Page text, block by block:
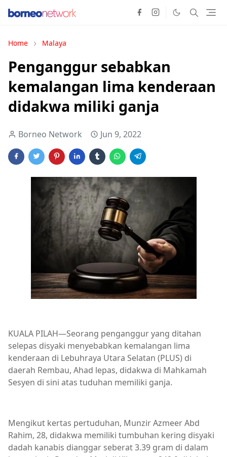
Home Malaya
Penganggur sebabkan
kemalangan lima kenderaan
didakwa miliki ganja
Borneo Network Jun 9, 2022
KUALA PILAH—Seorang penganggur yang ditahan
selepas disyaki menyebabkan kemalangan lima
kenderaan di Lebuhraya Utara Selatan (PLUS) di
daerah Rembau, Ahad lepas, didakwa di Mahkamah
Sesyen di sini atas tuduhan memiliki ganja.
Mengikut kertas pertuduhan, Munzir Azmeer Abd
Rahim, 28, didakwa memiliki tumbuhan kering disyaki
dadah kanabis dianggar seberat 3.39 gram di dalam